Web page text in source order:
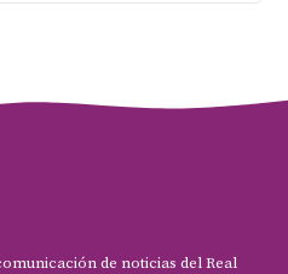
de noticias del Real